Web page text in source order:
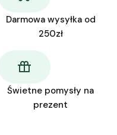
Darmowa wysyłka od
250zł
Świetne pomysły na
prezent